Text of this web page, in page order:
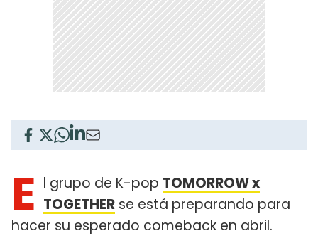
E l grupo de K-pop TOMORROW x
TOGETHER se está preparando para
hacer su esperado comeback en abril.